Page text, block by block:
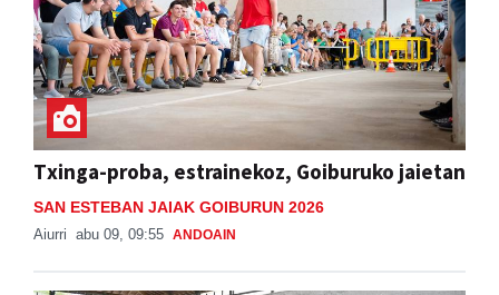
Txinga-proba, estrainekoz, Goiburuko jaietan
SAN ESTEBAN JAIAK GOIBURUN 2026
Aiurri abu 09, 09:55 ANDOAIN